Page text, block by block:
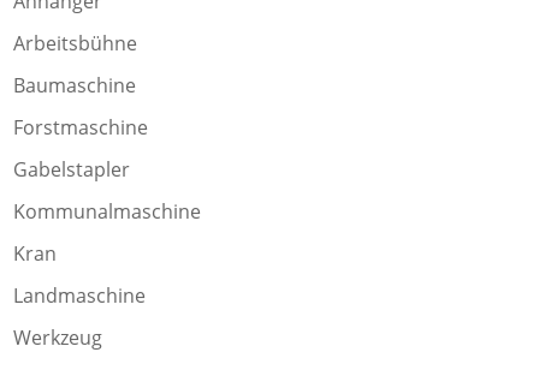
Arbeitsbühne
Baumaschine
Forstmaschine
Gabelstapler
Kommunalmaschine
Kran
Landmaschine
Werkzeug